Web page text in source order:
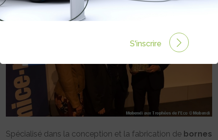
Spécialisé dans la conception et la fabrication de bornes
S'inscrire